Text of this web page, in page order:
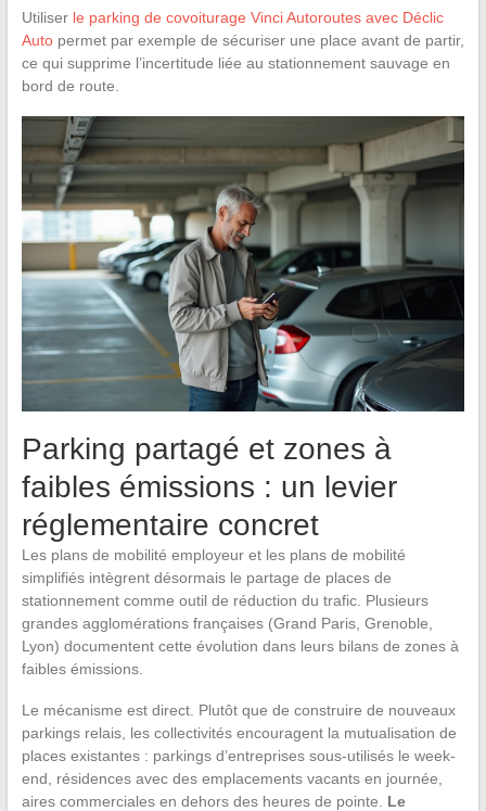
Utiliser le parking de covoiturage Vinci Autoroutes avec Déclic
Autopermet par exemple de sécuriser une place avant de partir,
ce qui supprime l’incertitude liée au stationnement sauvage en
bord de route.
Parking partagé et zones à
faibles émissions : un levier
réglementaire concret
Les plans de mobilité employeur et les plans de mobilité
simplifiés intègrent désormais le partage de places de
stationnement comme outil de réduction du trafic. Plusieurs
grandes agglomérations françaises (Grand Paris, Grenoble,
Lyon) documentent cette évolution dans leurs bilans de zones à
faibles émissions.
Le mécanisme est direct. Plutôt que de construire de nouveaux
parkings relais, les collectivités encouragent la mutualisation de
places existantes : parkings d’entreprises sous-utilisés le week-
end, résidences avec des emplacements vacants en journée,
aires commerciales en dehors des heures de pointe. Le